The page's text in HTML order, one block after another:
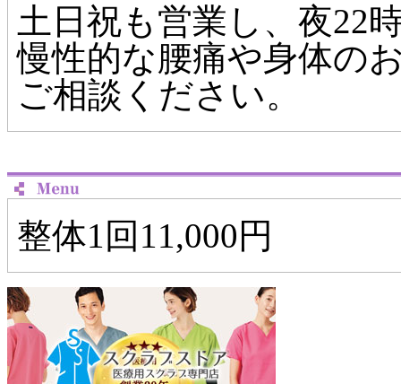
土日祝も営業し、夜22
慢性的な腰痛や身体の
ご相談ください。
整体1回11,000円